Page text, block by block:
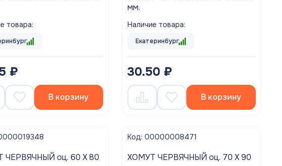
товара:
₽
В корзину
мм.
Наличие товара:
Екатеринбург
30.50 ₽
В корзину
Код: 00000008471
ХОМУТ ЧЕРВЯЧНЫЙ оц. 70 Х 90